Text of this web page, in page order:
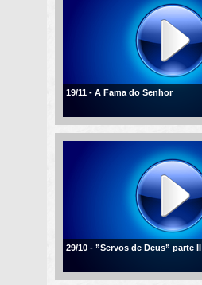
19/11 - A Fama do Senhor
29/10 - ”Servos de Deus” parte II